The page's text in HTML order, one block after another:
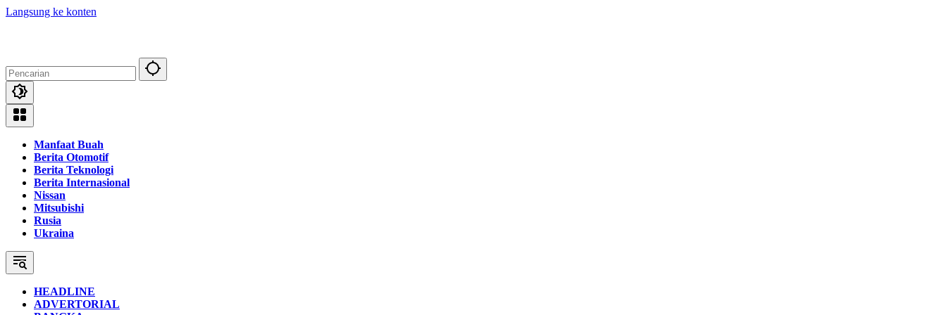
Langsung ke konten
Manfaat Buah
Berita Otomotif
Berita Teknologi
Berita Internasional
Nissan
Mitsubishi
Rusia
Ukraina
HEADLINE
ADVERTORIAL